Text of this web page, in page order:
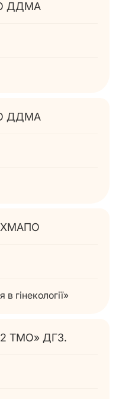
ДДМА
ДДМА
ХМАПО
в гінекології»
ТМО» ДГЗ.